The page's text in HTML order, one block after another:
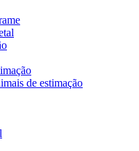
de estimação